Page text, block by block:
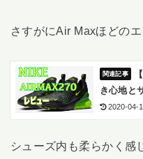
さすがにAir Maxほどの
き心地と
2020-04-
シューズ内も柔らかく感